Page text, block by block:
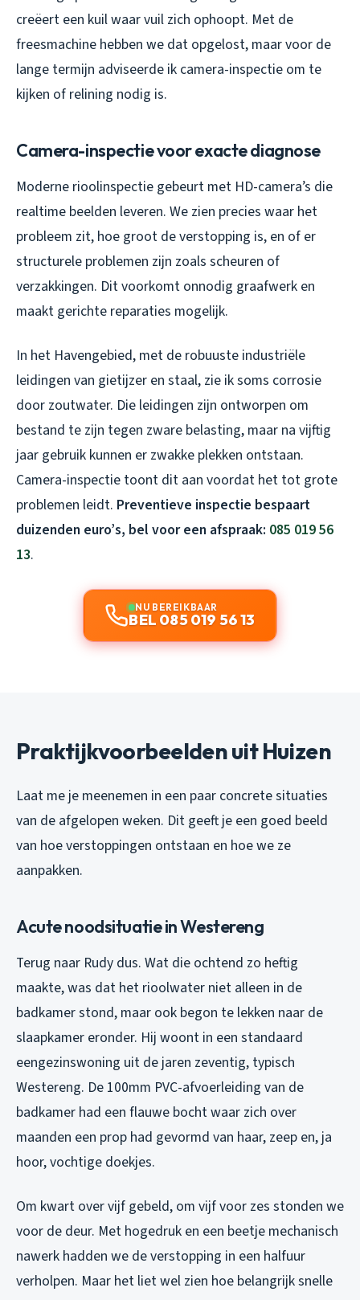
creëert een kuil waar vuil zich ophoopt. Met de
freesmachine hebben we dat opgelost, maar voor de
lange termijn adviseerde ik camera-inspectie om te
kijken of relining nodig is.
Camera-inspectie voor exacte diagnose
Moderne rioolinspectie gebeurt met HD-camera’s die
realtime beelden leveren. We zien precies waar het
probleem zit, hoe groot de verstopping is, en of er
structurele problemen zijn zoals scheuren of
verzakkingen. Dit voorkomt onnodig graafwerk en
maakt gerichte reparaties mogelijk.
In het Havengebied, met de robuuste industriële
leidingen van gietijzer en staal, zie ik soms corrosie
door zoutwater. Die leidingen zijn ontworpen om
bestand te zijn tegen zware belasting, maar na vijftig
jaar gebruik kunnen er zwakke plekken ontstaan.
Camera-inspectie toont dit aan voordat het tot grote
problemen leidt. Preventieve inspectie bespaart
duizenden euro’s, bel voor een afspraak: 085 019 56
13.
NU BEREIKBAAR
BEL 085 019 56 13
Praktijkvoorbeelden uit Huizen
Laat me je meenemen in een paar concrete situaties
van de afgelopen weken. Dit geeft je een goed beeld
van hoe verstoppingen ontstaan en hoe we ze
aanpakken.
Acute noodsituatie in Westereng
Terug naar Rudy dus. Wat die ochtend zo heftig
maakte, was dat het rioolwater niet alleen in de
badkamer stond, maar ook begon te lekken naar de
slaapkamer eronder. Hij woont in een standaard
eengezinswoning uit de jaren zeventig, typisch
Westereng. De 100mm PVC-afvoerleiding van de
badkamer had een flauwe bocht waar zich over
maanden een prop had gevormd van haar, zeep en, ja
hoor, vochtige doekjes.
Om kwart over vijf gebeld, om vijf voor zes stonden we
voor de deur. Met hogedruk en een beetje mechanisch
nawerk hadden we de verstopping in een halfuur
verholpen. Maar het liet wel zien hoe belangrijk snelle